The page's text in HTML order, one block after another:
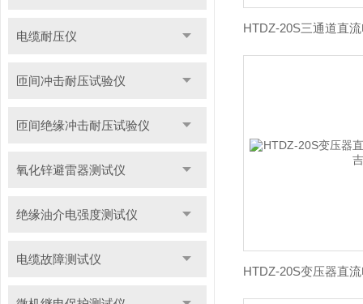
电缆耐压仪
匝间冲击耐压试验仪
匝间绝缘冲击耐压试验仪
氧化锌避雷器测试仪
绝缘油介电强度测试仪
电缆故障测试仪